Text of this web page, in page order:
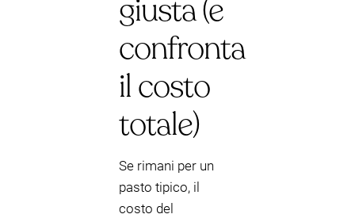
giusta (e
confronta
il costo
totale)
Se rimani per un
pasto tipico, il
costo del